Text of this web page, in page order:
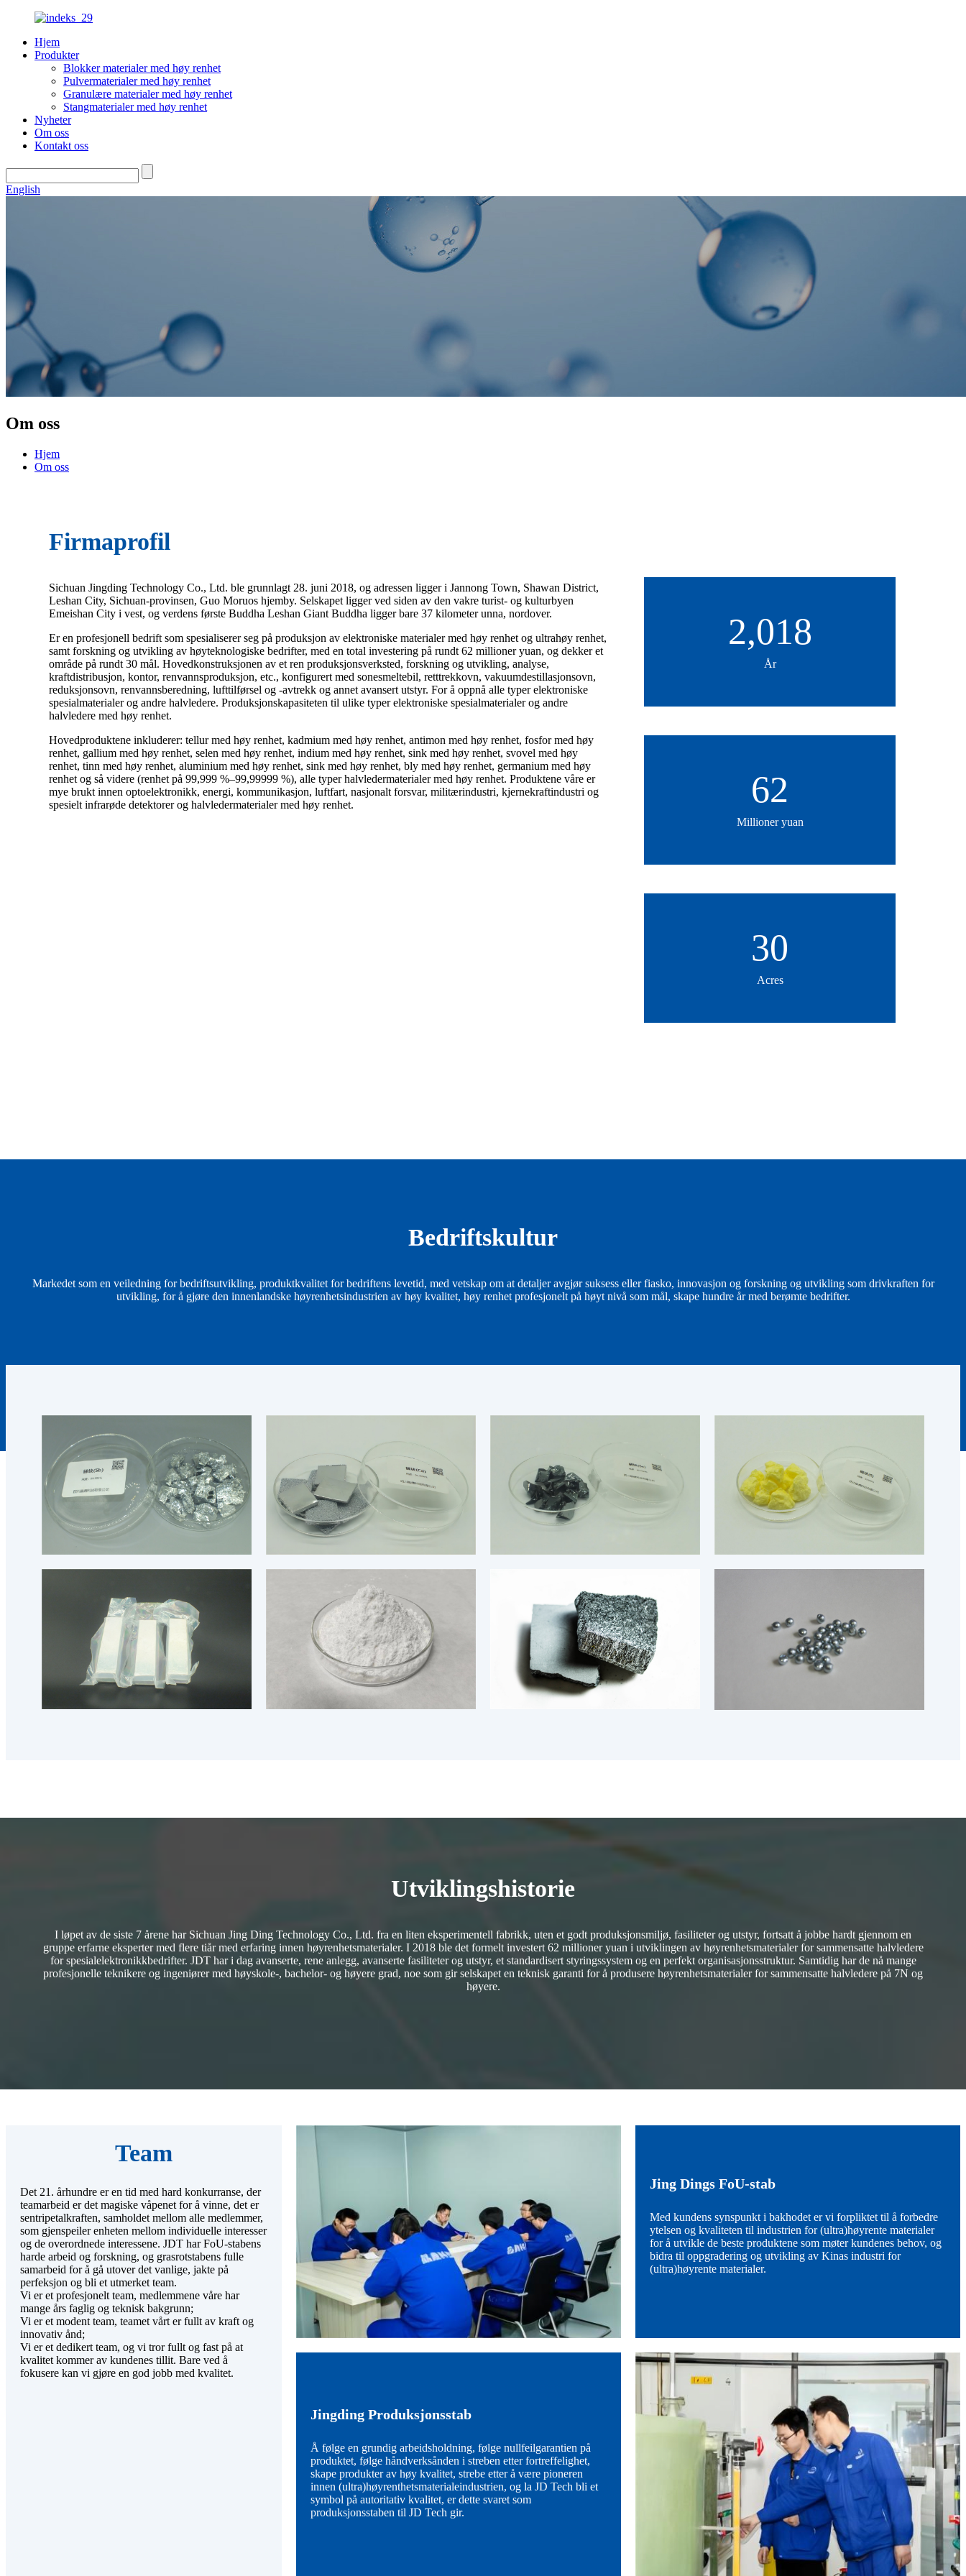
Hjem
Produkter
Blokker materialer med høy renhet
Pulvermaterialer med høy renhet
Granulære materialer med høy renhet
Stangmaterialer med høy renhet
Nyheter
Om oss
Kontakt oss
English
Om oss
Hjem
Om oss
Firmaprofil
Sichuan Jingding Technology Co., Ltd. ble grunnlagt 28. juni 2018, og adressen ligger i Jannong Town, Shawan District,
Leshan City, Sichuan-provinsen, Guo Moruos hjemby. Selskapet ligger ved siden av den vakre turist- og kulturbyen
Emeishan City i vest, og verdens første Buddha Leshan Giant Buddha ligger bare 37 kilometer unna, nordover.
Er en profesjonell bedrift som spesialiserer seg på produksjon av elektroniske materialer med høy renhet og ultrahøy renhet,
samt forskning og utvikling av høyteknologiske bedrifter, med en total investering på rundt 62 millioner yuan, og dekker et
område på rundt 30 mål. Hovedkonstruksjonen av et ren produksjonsverksted, forskning og utvikling, analyse,
kraftdistribusjon, kontor, renvannsproduksjon, etc., konfigurert med sonesmeltebil, retttrekkovn, vakuumdestillasjonsovn,
reduksjonsovn, renvannsberedning, lufttilførsel og -avtrekk og annet avansert utstyr. For å oppnå alle typer elektroniske
spesialmaterialer og andre halvledere. Produksjonskapasiteten til ulike typer elektroniske spesialmaterialer og andre
halvledere med høy renhet.
Hovedproduktene inkluderer: tellur med høy renhet, kadmium med høy renhet, antimon med høy renhet, fosfor med høy
renhet, gallium med høy renhet, selen med høy renhet, indium med høy renhet, sink med høy renhet, svovel med høy
renhet, tinn med høy renhet, aluminium med høy renhet, sink med høy renhet, bly med høy renhet, germanium med høy
renhet og så videre (renhet på 99,999 %–99,99999 %), alle typer halvledermaterialer med høy renhet. Produktene våre er
mye brukt innen optoelektronikk, energi, kommunikasjon, luftfart, nasjonalt forsvar, militærindustri, kjernekraftindustri og
spesielt infrarøde detektorer og halvledermaterialer med høy renhet.
2,018
År
62
Millioner yuan
30
Acres
Bedriftskultur
Markedet som en veiledning for bedriftsutvikling, produktkvalitet for bedriftens levetid, med vetskap om at detaljer avgjør suksess eller fiasko, innovasjon og forskning og utvikling som drivkraften for
utvikling, for å gjøre den innenlandske høyrenhetsindustrien av høy kvalitet, høy renhet profesjonelt på høyt nivå som mål, skape hundre år med berømte bedrifter.
Utviklingshistorie
I løpet av de siste 7 årene har Sichuan Jing Ding Technology Co., Ltd. fra en liten eksperimentell fabrikk, uten et godt produksjonsmiljø, fasiliteter og utstyr, fortsatt å jobbe hardt gjennom en
gruppe erfarne eksperter med flere tiår med erfaring innen høyrenhetsmaterialer. I 2018 ble det formelt investert 62 millioner yuan i utviklingen av høyrenhetsmaterialer for sammensatte halvledere
for spesialelektronikkbedrifter. JDT har i dag avanserte, rene anlegg, avanserte fasiliteter og utstyr, et standardisert styringssystem og en perfekt organisasjonsstruktur. Samtidig har de nå mange
profesjonelle teknikere og ingeniører med høyskole-, bachelor- og høyere grad, noe som gir selskapet en teknisk garanti for å produsere høyrenhetsmaterialer for sammensatte halvledere på 7N og
høyere.
Team
Det 21. århundre er en tid med hard konkurranse, der
teamarbeid er det magiske våpenet for å vinne, det er
sentripetalkraften, samholdet mellom alle medlemmer,
som gjenspeiler enheten mellom individuelle interesser
og de overordnede interessene. JDT har FoU-stabens
harde arbeid og forskning, og grasrotstabens fulle
samarbeid for å gå utover det vanlige, jakte på
perfeksjon og bli et utmerket team.
Vi er et profesjonelt team, medlemmene våre har
mange års faglig og teknisk bakgrunn;
Vi er et modent team, teamet vårt er fullt av kraft og
innovativ ånd;
Vi er et dedikert team, og vi tror fullt og fast på at
kvalitet kommer av kundenes tillit. Bare ved å
fokusere kan vi gjøre en god jobb med kvalitet.
Jing Dings FoU-stab
Med kundens synspunkt i bakhodet er vi forpliktet til å forbedre
ytelsen og kvaliteten til industrien for (ultra)høyrente materialer
for å utvikle de beste produktene som møter kundenes behov, og
bidra til oppgradering og utvikling av Kinas industri for
(ultra)høyrente materialer.
Jingding Produksjonsstab
Å følge en grundig arbeidsholdning, følge nullfeilgarantien på
produktet, følge håndverksånden i streben etter fortreffelighet,
skape produkter av høy kvalitet, strebe etter å være pioneren
innen (ultra)høyrenthetsmaterialeindustrien, og la JD Tech bli et
symbol på autoritativ kvalitet, er dette svaret som
produksjonsstaben til JD Tech gir.